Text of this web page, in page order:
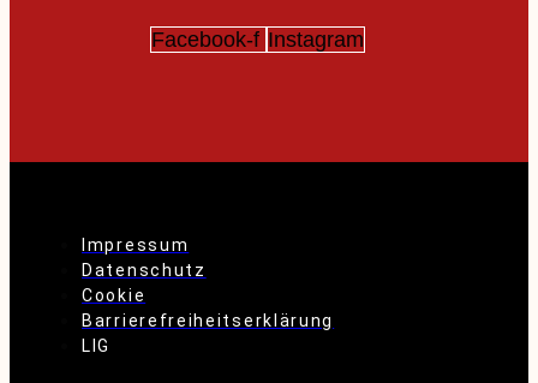
Facebook-f Instagram
Impressum
Datenschutz
Cookie
Barrierefreiheitserklärung
LIG